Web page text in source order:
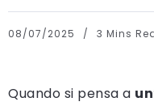
08/07/2025 3 Mins
Quando si pensa a